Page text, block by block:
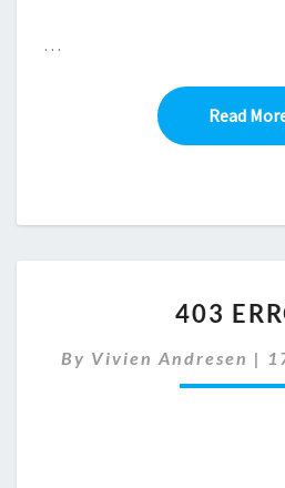
…
Read
403
By Vivien Andresen |